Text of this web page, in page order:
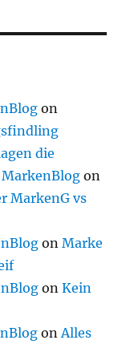
on
die
on
MarkenG vs
onMarke
onKein
onAlles